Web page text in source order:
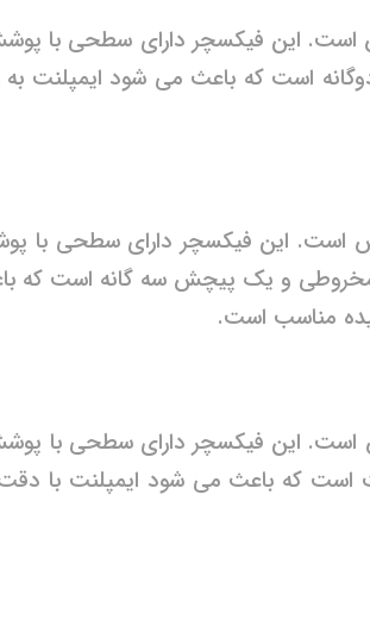
که باعث می شود ایمپلنت به
و یک پیچش سه گانه است که
مناسب است.
که باعث می شود ایمپلنت با دقت